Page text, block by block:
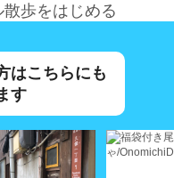
歩をはじめる
はこちらにも
す